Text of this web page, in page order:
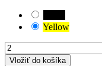
Yellow
Vložiť do košíka